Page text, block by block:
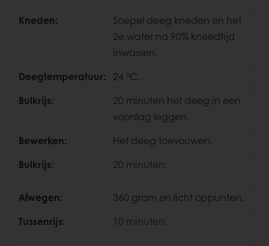
Kneden:
Soepel deeg kneden en het
2e water na 90% kneedtijd
inwassen.
Deegtemperatuur:
24 °C.
Bulkrijs:
20 minuten het deeg in een
voorslag leggen.
Bewerken:
Het deeg toevouwen.
Bulkrijs:
20 minuten.
Afwegen:
360 gram en licht oppunten.
Tussenrijs:
10 minuten.